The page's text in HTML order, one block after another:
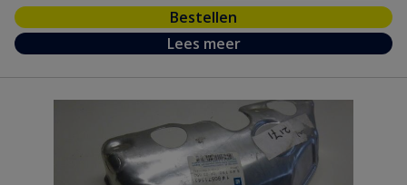
Bestellen
Lees meer